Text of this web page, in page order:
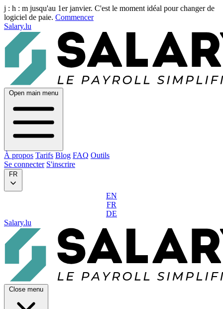
j : h : m jusqu'au 1er janvier. C'est le moment idéal pour changer de
logiciel de paie. Commencer
Salary.lu
Open main menu
À propos Tarifs Blog FAQ Outils
Se connecter S'inscrire
FR
EN
FR
DE
Salary.lu
Close menu